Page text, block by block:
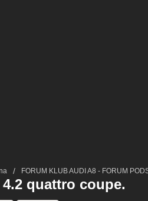
FORUM KLUB AUDI A8 - FORUM
quattro coupe.